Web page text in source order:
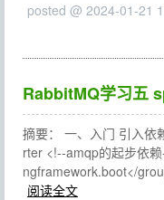
posted @ 2024-01-21
RabbitMQ学习五
摘要： 一、入门 引入
rter <!--amqp的起步依
ngframework.boot</
阅读全文